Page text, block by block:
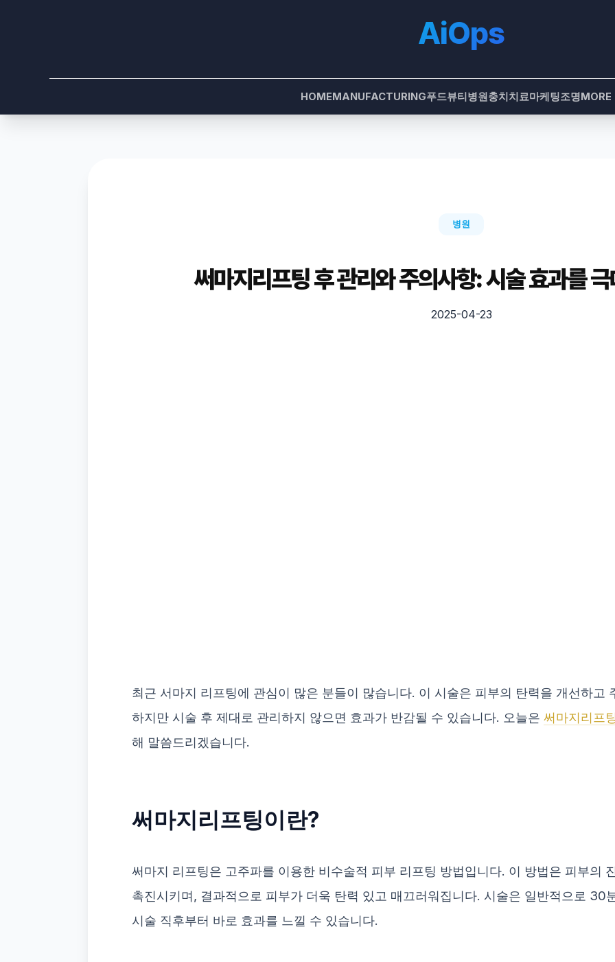
AiOps
HOMEMANUFACTURING푸드뷰티병원충치치료마케팅조명MORE
병원
써마지리프팅 후 관리와 주의사항: 시술 효과를
2025-04-23
최근 서마지 리프팅에 관심이 많은 분들이 많습니다. 이 시술은 피부의 탄력을 개선하고
하지만 시술 후 제대로 관리하지 않으면 효과가 반감될 수 있습니다. 오늘은 써마지리프
해 말씀드리겠습니다.
써마지리프팅이란?
써마지 리프팅은 고주파를 이용한 비수술적 피부 리프팅 방법입니다. 이 방법은 피부의
촉진시키며, 결과적으로 피부가 더욱 탄력 있고 매끄러워집니다. 시술은 일반적으로 30
시술 직후부터 바로 효과를 느낄 수 있습니다.